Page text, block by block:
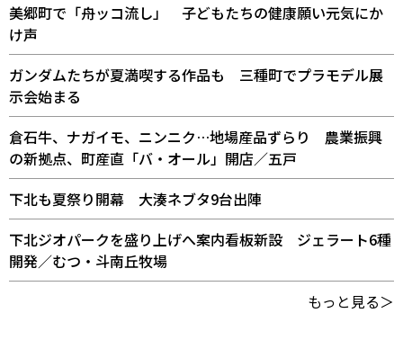
美郷町で「舟ッコ流し」 子どもたちの健康願い元気にか
け声
ガンダムたちが夏満喫する作品も 三種町でプラモデル展
示会始まる
倉石牛、ナガイモ、ニンニク…地場産品ずらり 農業振興
の新拠点、町産直「バ・オール」開店／五戸
下北も夏祭り開幕 大湊ネブタ9台出陣
下北ジオパークを盛り上げへ案内看板新設 ジェラート6種
開発／むつ・斗南丘牧場
もっと見る＞